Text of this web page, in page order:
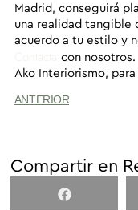
Madrid, conseguirá
una realidad tangible
acuerdo a tu estilo y
con nosotros.
Ako Interiorismo,
ANTERIOR
Compartir en